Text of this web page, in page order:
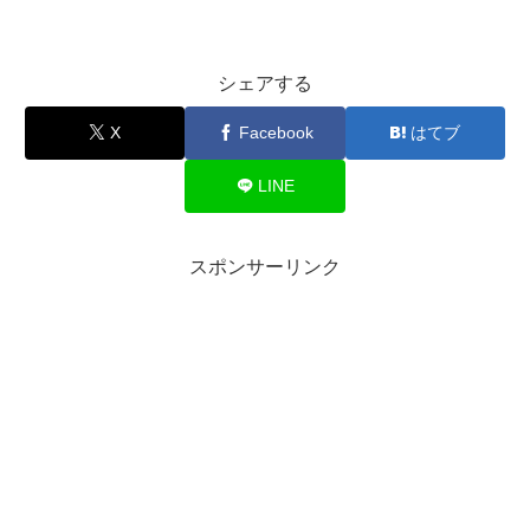
シェアする
X Facebook はてブ
LINE
スポンサーリンク